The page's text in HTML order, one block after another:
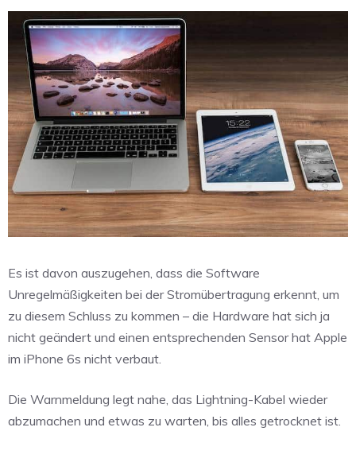
Es ist davon auszugehen, dass die Software
Unregelmäßigkeiten bei der Stromübertragung erkennt, um
zu diesem Schluss zu kommen – die Hardware hat sich ja
nicht geändert und einen entsprechenden Sensor hat Apple
im iPhone 6s nicht verbaut.
Die Warnmeldung legt nahe, das Lightning-Kabel wieder
abzumachen und etwas zu warten, bis alles getrocknet ist.